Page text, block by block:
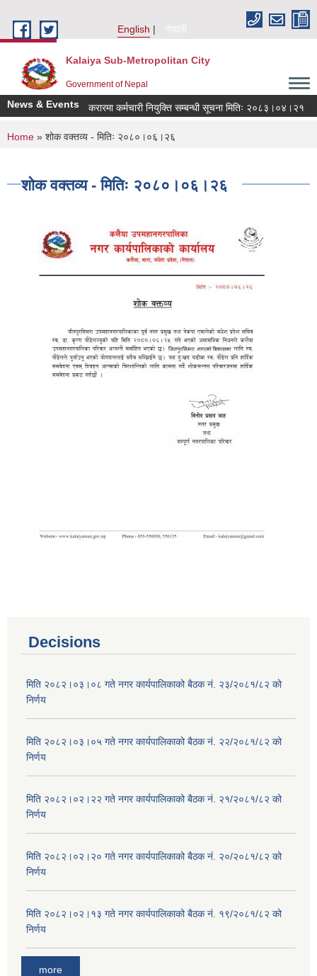
English
नेपाली
Kalaiya Sub-Metropolitan City
Government of Nepal
News & Eventsकरारमा कर्मचारी नियुक्ति सम्बन्धी सूचना मितिः २०८३।०४।२१
You are here
Home » शोक वक्तव्य - मितिः २०८०।०६।२६
शोक वक्तव्य - मितिः २०८०।०६।२६
Decisions
मिति २०८२।०३।०८ गते नगर कार्यपालिकाको बैठक नं. २३/२०८१/८२ को
निर्णय
मिति २०८२।०३।०५ गते नगर कार्यपालिकाको बैठक नं. २२/२०८१/८२ को
निर्णय
मिति २०८२।०२।२२ गते नगर कार्यपालिकाको बैठक नं. २१/२०८१/८२ को
निर्णय
मिति २०८२।०२।२० गते नगर कार्यपालिकाको बैठक नं. २०/२०८१/८२ को
निर्णय
मिति २०८२।०२।१३ गते नगर कार्यपालिकाको बैठक नं. १९/२०८१/८२ को
निर्णय
more